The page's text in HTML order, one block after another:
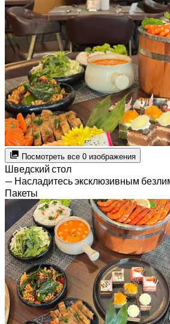
Посмотреть все 0 изображения
Шведский стол
— Насладитесь эксклюзивным
Пакеты